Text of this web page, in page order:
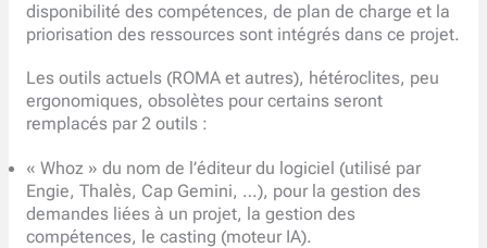
disponibilité des compétences, de plan de charge et la
priorisation des ressources sont intégrés dans ce projet.
Les outils actuels (ROMA et autres), hétéroclites, peu
ergonomiques, obsolètes pour certains seront
remplacés par 2 outils :
« Whoz » du nom de l’éditeur du logiciel (utilisé par
Engie, Thalès, Cap Gemini, …), pour la gestion des
demandes liées à un projet, la gestion des
compétences, le casting (moteur IA).